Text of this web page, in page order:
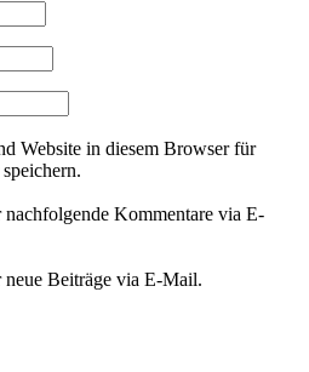
Website in diesem Browser für
Kommentare via E-
Beiträge via E-Mail.